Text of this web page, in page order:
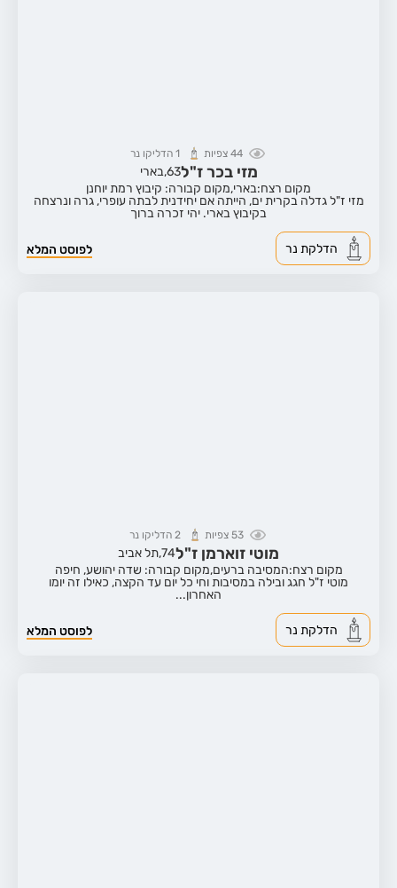
44 צפיות 1 הדליקו נר
מזי בכר ז"ל63,בארי
מקום רצח:בארי,מקום קבורה: קיבוץ רמת יוחנן
מזי ז"ל גדלה בקרית ים, הייתה אם יחידנית לבתה עופרי, גרה ונרצחה
בקיבוץ בארי. יהי זכרה ברוך
לפוסט המלא הדלקת נר
53 צפיות 2 הדליקו נר
מוטי זוארמן ז"ל74,תל אביב
מקום רצח:המסיבה ברעים,מקום קבורה: שדה יהושע, חיפה
מוטי ז"ל חגג ובילה במסיבות וחי כל יום עד הקצה, כאילו זה יומו
האחרון...
לפוסט המלא הדלקת נר